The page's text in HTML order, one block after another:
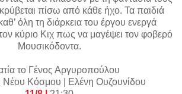
πίσω από κάθε ήχο. Τα παιδιά
όλη τη διάρκεια του έργου ενεργά
κύριο Κιχ πως να μαγέψει τον φοβερό
Μουσικόδοντα.
το Γένος Αργυροπούλου
Νέου Κόσμου | Ελένη Ουζουνίδου